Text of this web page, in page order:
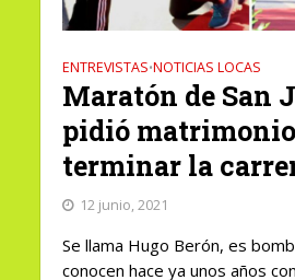
ENTREVISTAS•NOTICIAS LOCAS
Maratón de San
pidió
terminar la
12 junio, 2021
Se llama Hugo Berón, es
conocen hace ya unos años